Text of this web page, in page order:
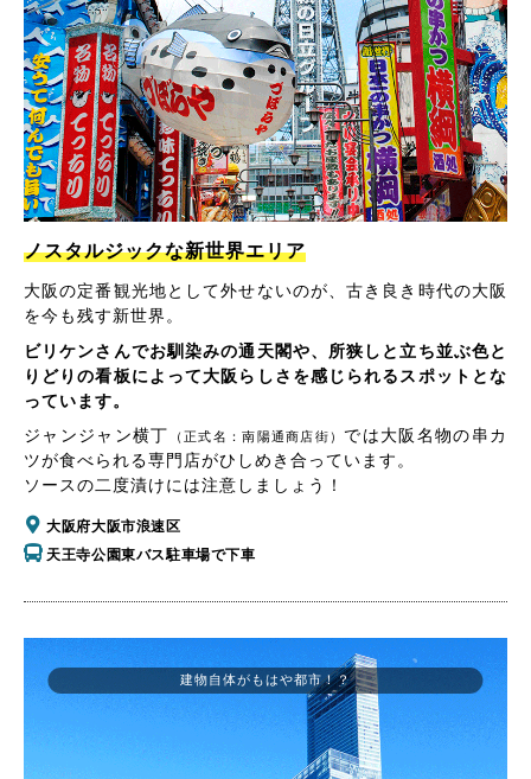
ノスタルジックな新世界エリア
大阪の定番観光地として外せないのが、古き良き時代の大阪
を今も残す新世界。
ビリケンさんでお馴染みの通天閣や、所狭しと立ち並ぶ色と
りどりの看板によって大阪らしさを感じられるスポットとな
っています。
ジャンジャン横丁
（正式名：南陽通商店街） では大阪名物の串カ
ツが食べられる専門店がひしめき合っています。
ソースの二度漬けには注意しましょう！
大阪府大阪市浪速区
天王寺公園東バス駐車場で下車
建物自体がもはや都市！？